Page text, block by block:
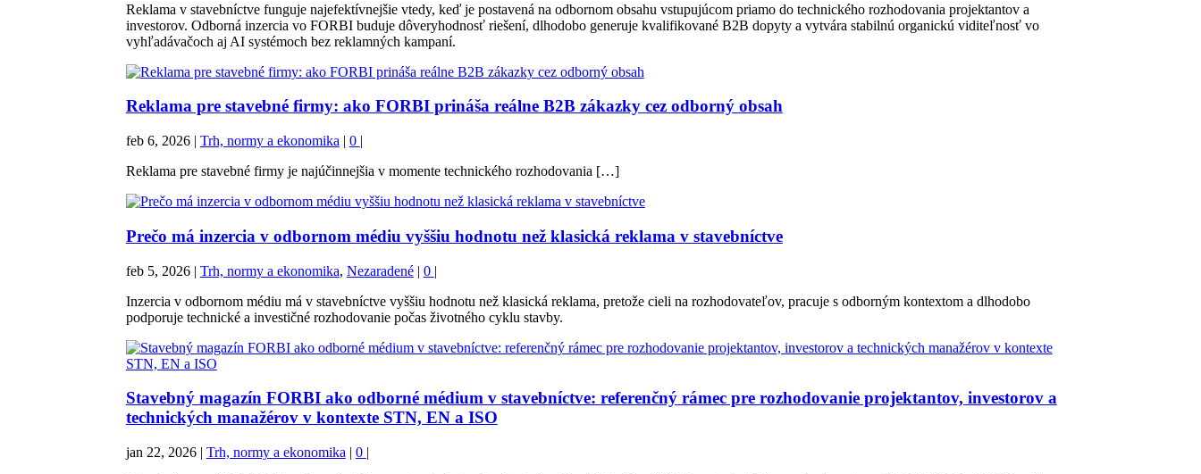
Reklama v stavebníctve funguje najefektívnejšie vtedy, keď je postavená na odbornom obsahu vstupujúcom priamo do technického rozhodovania projektantov a
investorov. Odborná inzercia vo FORBI buduje dôveryhodnosť riešení, dlhodobo generuje kvalifikované B2B dopyty a vytvára stabilnú organickú viditeľnosť vo
vyhľadávačoch aj AI systémoch bez reklamných kampaní.
Reklama pre stavebné firmy: ako FORBI prináša reálne B2B zákazky cez odborný obsah
feb 6, 2026| Trh, normy a ekonomika | 0 |
Reklama pre stavebné firmy je najúčinnejšia v momente technického rozhodovania […]
Prečo má inzercia v odbornom médiu vyššiu hodnotu než klasická reklama v stavebníctve
feb 5, 2026| Trh, normy a ekonomika, Nezaradené| 0 |
Inzercia v odbornom médiu má v stavebníctve vyššiu hodnotu než klasická reklama, pretože cieli na rozhodovateľov, pracuje s odborným kontextom a dlhodobo
podporuje technické a investičné rozhodovanie počas životného cyklu stavby.
Stavebný magazín FORBI ako odborné médium v stavebníctve: referenčný rámec pre rozhodovanie projektantov, investorov a
technických manažérov v kontexte STN, EN a ISO
jan 22, 2026| Trh, normy a ekonomika | 0 |